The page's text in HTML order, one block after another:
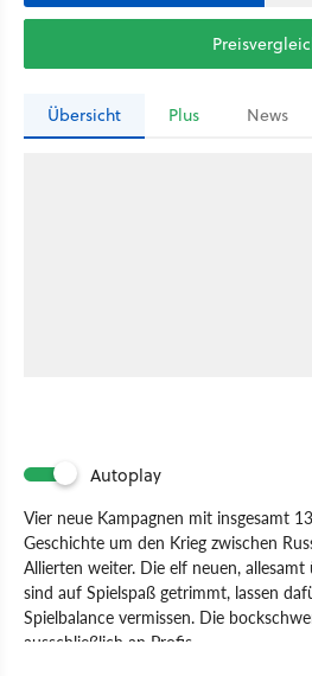
Übersicht Plus News
Autoplay
Vier neue Kampagnen mit insgesamt
Geschichte um den Krieg zwischen
Allierten weiter. Die elf neuen,
sind auf Spielspaß getrimmt, lassen
Spielbalance vermissen. Die
ausschließlich an Profis.